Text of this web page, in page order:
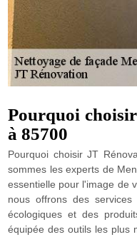
Pourquoi
à 85700
Pourquoi choisir JT
sommes les experts de
essentielle pour l'image de
nous offrons des
écologiques et des
équipée des outils les plus